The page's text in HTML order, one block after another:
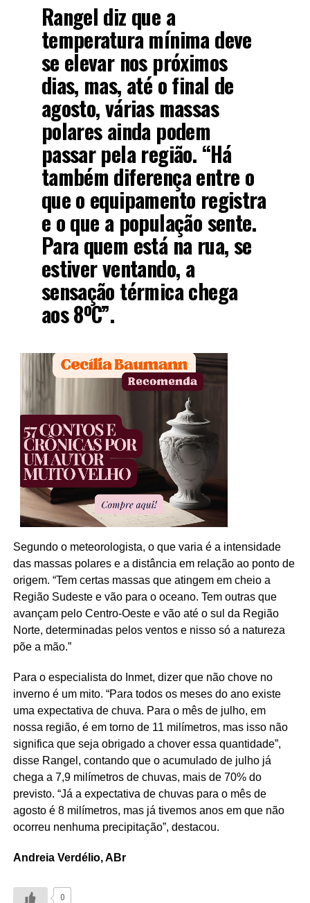
Rangel diz que a
temperatura mínima deve
se elevar nos próximos
dias, mas, até o final de
agosto, várias massas
polares ainda podem
passar pela região. “Há
também diferença entre o
que o equipamento registra
e o que a população sente.
Para quem está na rua, se
estiver ventando, a
sensação térmica chega
aos 8ºC”.
Segundo o meteorologista, o que varia é a intensidade
das massas polares e a distância em relação ao ponto de
origem. “Tem certas massas que atingem em cheio a
Região Sudeste e vão para o oceano. Tem outras que
avançam pelo Centro-Oeste e vão até o sul da Região
Norte, determinadas pelos ventos e nisso só a natureza
põe a mão.”
Para o especialista do Inmet, dizer que não chove no
inverno é um mito. “Para todos os meses do ano existe
uma expectativa de chuva. Para o mês de julho, em
nossa região, é em torno de 11 milímetros, mas isso não
significa que seja obrigado a chover essa quantidade”,
disse Rangel, contando que o acumulado de julho já
chega a 7,9 milímetros de chuvas, mais de 70% do
previsto. “Já a expectativa de chuvas para o mês de
agosto é 8 milímetros, mas já tivemos anos em que não
ocorreu nenhuma precipitação”, destacou.
Andreia Verdélio, ABr
0